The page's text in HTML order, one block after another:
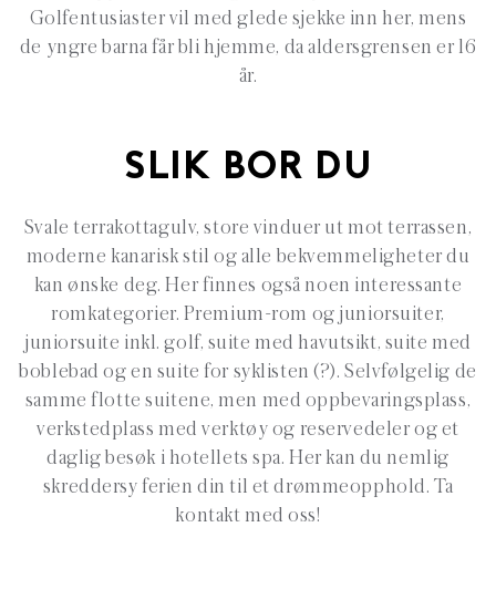
Golfentusiaster vil med glede sjekke inn her, mens
de yngre barna får bli hjemme, da aldersgrensen er 16
år.
SLIK BOR DU
Svale terrakottagulv, store vinduer ut mot terrassen,
moderne kanarisk stil og alle bekvemmeligheter du
kan ønske deg. Her finnes også noen interessante
romkategorier. Premium-rom og juniorsuiter,
juniorsuite inkl. golf, suite med havutsikt, suite med
boblebad og en suite for syklisten (?). Selvfølgelig de
samme flotte suitene, men med oppbevaringsplass,
verkstedplass med verktøy og reservedeler og et
daglig besøk i hotellets spa. Her kan du nemlig
skreddersy ferien din til et drømmeopphold. Ta
kontakt med oss!